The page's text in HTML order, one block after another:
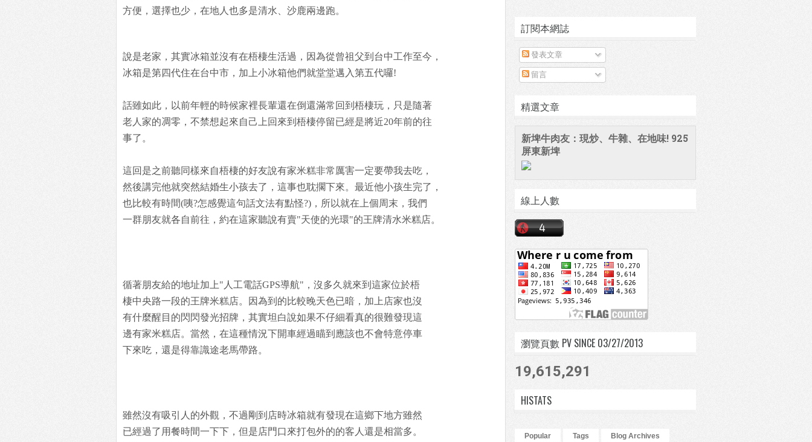
方便，選擇也少，在地人也多是清水、沙鹿兩邊跑。
說是老家，其實冰箱並沒有在梧棲生活過，因為從曾祖父到台中工作至今，
冰箱是第四代住在台中市，加上小冰箱他們就堂堂邁入第五代囉!
話雖如此，以前年輕的時候家裡長輩還在倒還滿常回到梧棲玩，只是隨著
老人家的凋零，不禁想起來自己上回來到梧棲停留已經是將近20年前的往
事了。
這回是之前聽同樣來自梧棲的好友說有家米糕非常厲害一定要帶我去吃，
然後講完他就突然結婚生小孩去了，這事也耽擱下來。最近他小孩生完了，
也比較有時間(咦?怎感覺這句話文法有點怪?)，所以就在上個周末，我們
一群朋友就各自前往，約在這家聽說有賣"天使的光環"的王牌清水米糕店。
循著朋友給的地址加上"人工電話GPS導航"，沒多久就來到這家位於梧
棲中央路一段的王牌米糕店。因為到的比較晚天色已暗，加上店家也沒
有什麼醒目的閃閃發光招牌，其實坦白說如果不仔細看真的很難發現這
邊有家米糕店。當然，在這種情況下開車經過瞄到應該也不會特意停車
下來吃，還是得靠識途老馬帶路。
雖然沒有吸引人的外觀，不過剛到店時冰箱就有發現在這鄉下地方雖然
已經過了用餐時間一下下，但是店門口來打包外的的客人還是相當多。
訂閱本網誌
發表文章
留言
精選文章
新埤牛肉友：現炒、牛雜、在地味! 925
屏東新埤
線上人數
瀏覽頁數 PV SINCE 03/27/2013
19,615,291
HISTATS
Popular Tags Blog Archives